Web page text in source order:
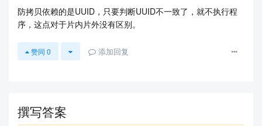
防拷贝依赖的是UUID，只要判断UUID不一致了，就不执行程
序，这点对于片内片外没有区别。
赞同 0 添加回复
撰写答案